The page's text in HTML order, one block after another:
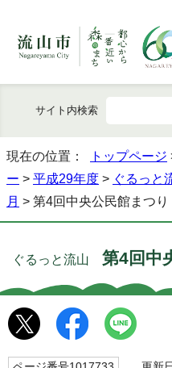
サイト内検索
現在の位置： トップページ
ー > 平成29年度 > ぐるっと
月 > 第4回中央公民館まつり
ぐるっと流山 第4回中